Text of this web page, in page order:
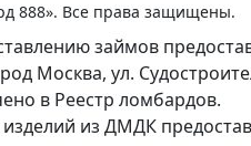
888». Все права защищены.
займов
Москва, ул.
в Реестр ломбардов.
изделий из ДМДК